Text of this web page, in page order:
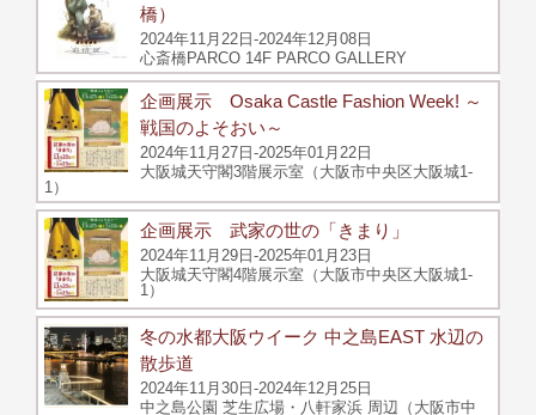
橋）
2024年11月22日-2024年12月08日
心斎橋PARCO 14F PARCO GALLERY
企画展示 Osaka Castle Fashion Week! ～
戦国のよそおい～
2024年11月27日-2025年01月22日
大阪城天守閣3階展示室（大阪市中央区大阪城1-
1）
企画展示 武家の世の「きまり」
2024年11月29日-2025年01月23日
大阪城天守閣4階展示室（大阪市中央区大阪城1-
1）
冬の水都大阪ウイーク 中之島EAST 水辺の
散歩道
2024年11月30日-2024年12月25日
中之島公園 芝生広場・八軒家浜 周辺（大阪市中